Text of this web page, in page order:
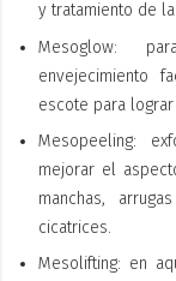
y tratamiento de
Mesoglow:
envejecimiento
escote para
Mesopeeling:
mejorar el
manchas,
cicatrices.
Mesolifting: en